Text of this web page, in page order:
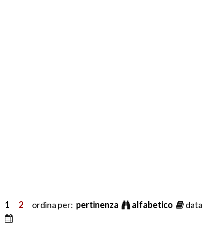
1 2 ordina per: pertinenza alfabetico data